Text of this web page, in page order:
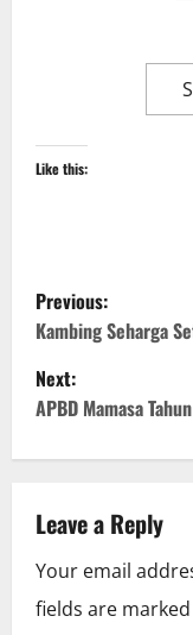
Like this:
P
o
s
a
v
Previous:
Kambing Seharga
Next:
APBD Mamasa
Leave a Reply
Your email
fields are marked